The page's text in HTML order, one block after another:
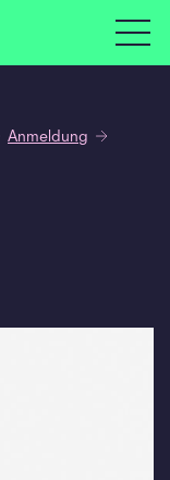
Anmeldung